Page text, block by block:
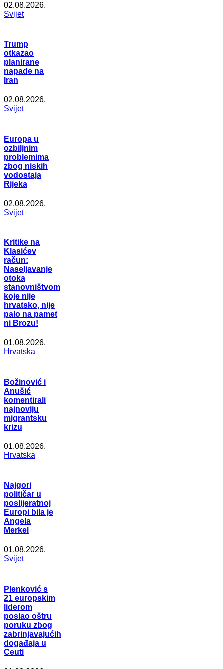
02.08.2026.
Svijet
Trump
otkazao
planirane
napade na
Iran
02.08.2026.
Svijet
Europa u
ozbiljnim
problemima
zbog niskih
vodostaja
Rijeka
02.08.2026.
Svijet
Kritike na
Klasićev
račun:
Naseljavanje
otoka
stanovništvom
koje nije
hrvatsko, nije
palo na pamet
ni Brozu!
01.08.2026.
Hrvatska
Božinović i
Anušić
komentirali
najnoviju
migrantsku
krizu
01.08.2026.
Hrvatska
Najgori
političar u
poslijeratnoj
Europi bila je
Angela
Merkel
01.08.2026.
Svijet
Plenković s
21 europskim
liderom
poslao oštru
poruku zbog
zabrinjavajućih
događaja u
Ceuti